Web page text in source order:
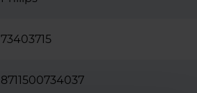
73403715
8711500734037